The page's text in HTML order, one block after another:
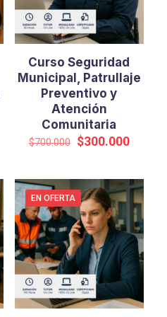
Curso Seguridad
Municipal, Patrullaje
Preventivo y
Atención
Comunitaria
$700.000 El
era:
$700.000.
$300.000El
es:
EN OFERTA